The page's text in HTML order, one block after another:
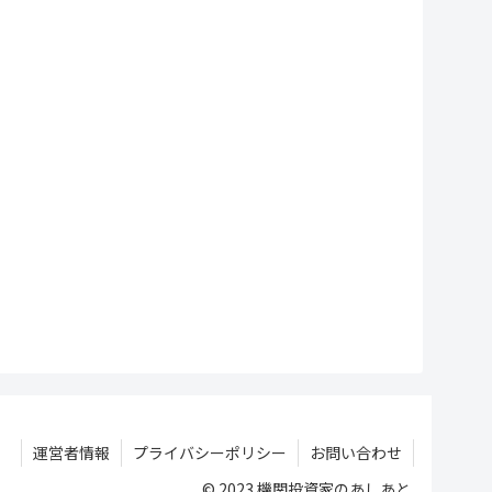
運営者情報 プライバシーポリシー
お問い合わせ